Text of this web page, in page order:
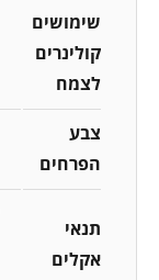
שימושים
קולינרים
לצמח
צבע
הפרחים
תנאי
אקלים